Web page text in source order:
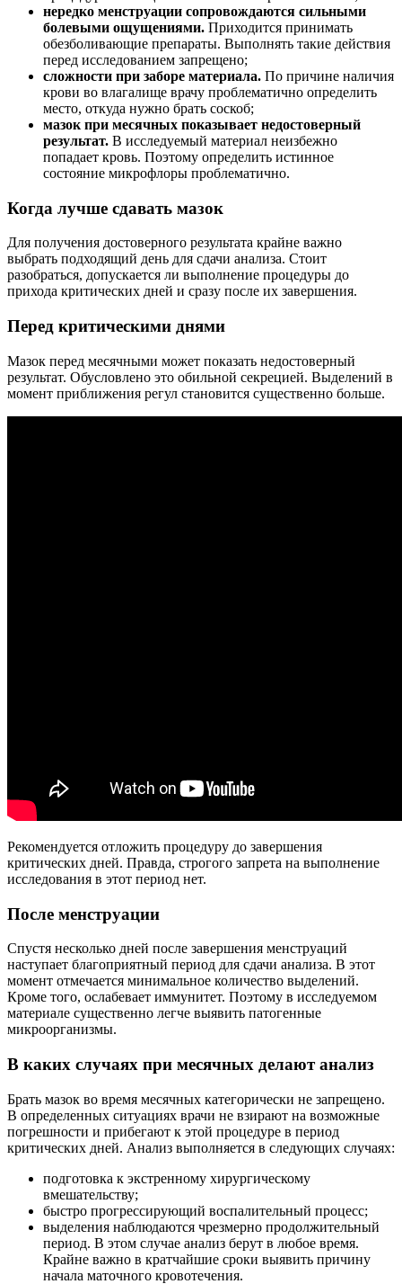
нередко менструации сопровождаются сильными
болевыми ощущениями. Приходится принимать
обезболивающие препараты. Выполнять такие действия
перед исследованием запрещено;
сложности при заборе материала. По причине наличия
крови во влагалище врачу проблематично определить
место, откуда нужно брать соскоб;
мазок при месячных показывает недостоверный
результат. В исследуемый материал неизбежно
попадает кровь. Поэтому определить истинное
состояние микрофлоры проблематично.
Когда лучше сдавать мазок
Для получения достоверного результата крайне важно
выбрать подходящий день для сдачи анализа. Стоит
разобраться, допускается ли выполнение процедуры до
прихода критических дней и сразу после их завершения.
Перед критическими днями
Мазок перед месячными может показать недостоверный
результат. Обусловлено это обильной секрецией. Выделений в
момент приближения регул становится существенно больше.
Рекомендуется отложить процедуру до завершения
критических дней. Правда, строгого запрета на выполнение
исследования в этот период нет.
После менструации
Спустя несколько дней после завершения менструаций
наступает благоприятный период для сдачи анализа. В этот
момент отмечается минимальное количество выделений.
Кроме того, ослабевает иммунитет. Поэтому в исследуемом
материале существенно легче выявить патогенные
микроорганизмы.
В каких случаях при месячных делают анализ
Брать мазок во время месячных категорически не запрещено.
В определенных ситуациях врачи не взирают на возможные
погрешности и прибегают к этой процедуре в период
критических дней. Анализ выполняется в следующих случаях:
подготовка к экстренному хирургическому
вмешательству;
быстро прогрессирующий воспалительный процесс;
выделения наблюдаются чрезмерно продолжительный
период. В этом случае анализ берут в любое время.
Крайне важно в кратчайшие сроки выявить причину
начала маточного кровотечения.